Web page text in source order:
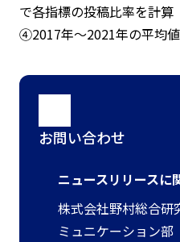
で各指標の投稿比率を計算
④2017年～2021年の平均
お問い合わせ
ニュースリリースに
株式会社野村総合
ミュニケーション